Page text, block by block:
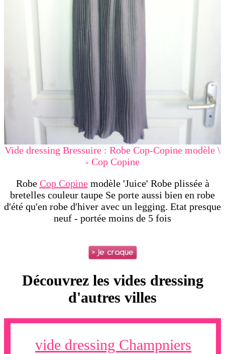
Vide dressing Bressuire : Robe Cop-Copine modèle \
- Cop Copine
Robe Cop Copinemodèle 'Juice' Robe plissée à
bretelles couleur taupe Se porte aussi bien en robe
d'été qu'en robe d'hiver avec un legging. Etat presque
neuf - portée moins de 5 fois
Découvrez les vides dressing
d'autres villes
vide dressing Champniers